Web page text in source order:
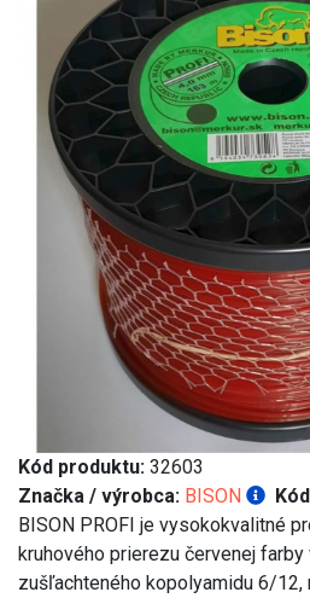
Kód produktu: 32603
Značka / výrobca: BISON
BISON PROFI je vysokokvalitné
kruhového prierezu červenej
zušľachteného kopolyamidu 6/